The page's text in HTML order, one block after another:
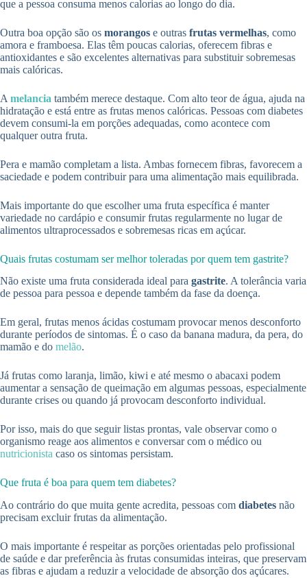
que a pessoa consuma menos calorias ao longo do dia.
Outra boa opção são os morangos e outras frutas vermelhas, como
amora e framboesa. Elas têm poucas calorias, oferecem fibras e
antioxidantes e são excelentes alternativas para substituir sobremesas
mais calóricas.
A melancia também merece destaque. Com alto teor de água, ajuda na
hidratação e está entre as frutas menos calóricas. Pessoas com diabetes
devem consumi-la em porções adequadas, como acontece com
qualquer outra fruta.
Pera e mamão completam a lista. Ambas fornecem fibras, favorecem a
saciedade e podem contribuir para uma alimentação mais equilibrada.
Mais importante do que escolher uma fruta específica é manter
variedade no cardápio e consumir frutas regularmente no lugar de
alimentos ultraprocessados e sobremesas ricas em açúcar.
Quais frutas costumam ser melhor toleradas por quem tem gastrite?
Não existe uma fruta considerada ideal para gastrite. A tolerância varia
de pessoa para pessoa e depende também da fase da doença.
Em geral, frutas menos ácidas costumam provocar menos desconforto
durante períodos de sintomas. É o caso da banana madura, da pera, do
mamão e do melão.
Já frutas como laranja, limão, kiwi e até mesmo o abacaxi podem
aumentar a sensação de queimação em algumas pessoas, especialmente
durante crises ou quando já provocam desconforto individual.
Por isso, mais do que seguir listas prontas, vale observar como o
organismo reage aos alimentos e conversar com o médico ou
nutricionista caso os sintomas persistam.
Que fruta é boa para quem tem diabetes?
Ao contrário do que muita gente acredita, pessoas com diabetes não
precisam excluir frutas da alimentação.
O mais importante é respeitar as porções orientadas pelo profissional
de saúde e dar preferência às frutas consumidas inteiras, que preservam
as fibras e ajudam a reduzir a velocidade de absorção dos açúcares.